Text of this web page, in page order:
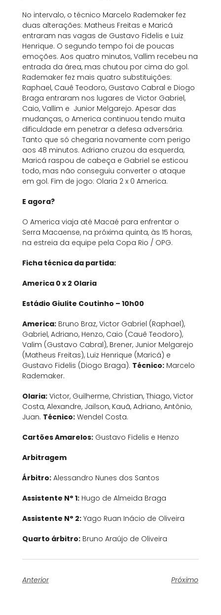
No intervalo, o técnico Marcelo Rademaker fez
duas alterações: Matheus Freitas e Maricá
entraram nas vagas de Gustavo Fidelis e Luiz
Henrique. O segundo tempo foi de poucas
emoções. Aos quatro minutos, Vallim recebeu na
entrada da área, mas chutou por cima do gol.
Rademaker fez mais quatro substituições:
Raphael, Cauê Teodoro, Gustavo Cabral e Diogo
Braga entraram nos lugares de Victor Gabriel,
Caio, Vallim e Junior Melgarejo. Apesar das
mudanças, o America continuou tendo muita
dificuldade em penetrar a defesa adversária.
Tanto que só chegaria novamente com perigo
aos 48 minutos. Adriano cruzou da esquerda,
Maricá raspou de cabeça e Gabriel se esticou
todo, mas não conseguiu converter o ataque
em gol. Fim de jogo: Olaria 2 x 0 America.
E agora?
O America viaja até Macaé para enfrentar o
Serra Macaense, na próxima quinta, às 15 horas,
na estreia da equipe pela Copa Rio / OPG.
Ficha técnica da partida:
America 0 x 2 Olaria
Estádio Giulite Coutinho – 10h00
America:Bruno Braz, Victor Gabriel (Raphael),
Gabriel, Adriano, Henzo, Caio (Cauê Teodoro),
Valim (Gustavo Cabral), Brener, Junior Melgarejo
(Matheus Freitas), Luiz Henrique (Maricá) e
Gustavo Fidelis (Diogo Braga). Técnico:Marcelo
Rademaker.
Olaria:Victor, Guilherme, Christian, Thiago, Victor
Costa, Alexandre, Jailson, Kauã, Adriano, Antônio,
Juan. Técnico:Wendel Costa.
Cartões Amarelos:Gustavo Fidelis e Henzo
Arbitragem
Árbitro:Alessandro Nunes dos Santos
Assistente N° 1:Hugo de Almeida Braga
Assistente N° 2:Yago Ruan Inácio de Oliveira
Quarto árbitro:Bruno Araújo de Oliveira
Anterior Próximo